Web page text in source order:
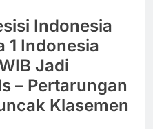
Indonesia
1 Indonesia
Jadi
– Pertarungan
Klasemen